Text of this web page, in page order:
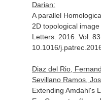
Darian:
A parallel
2D topological image
Letters. 2016. Vol.
10.1016/
Diaz del Rio,
Sevillano Ramos,
Extending Amdahl's